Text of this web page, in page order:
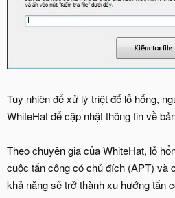
Tuy nhiên để xử lý triệt để lỗ hổng,
WhiteHat để cập nhật thông tin về
Theo chuyên gia của WhiteHat, lỗ
cuộc tấn công có chủ đích (APT) và
khả năng sẽ trở thành xu hướng tấn